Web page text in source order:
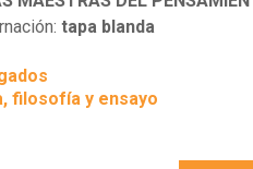
tapa blanda
filosofía y ensayo